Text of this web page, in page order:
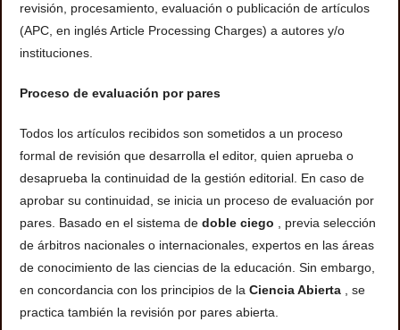
revisión, procesamiento, evaluación o publicación de artículos
(APC, en inglés Article Processing Charges) a autores y/o
instituciones.
Proceso de evaluación por pares
Todos los artículos recibidos son sometidos a un proceso
formal de revisión que desarrolla el editor, quien aprueba o
desaprueba la continuidad de la gestión editorial. En caso de
aprobar su continuidad, se inicia un proceso de evaluación por
pares. Basado en el sistema de doble ciego , previa selección
de árbitros nacionales o internacionales, expertos en las áreas
de conocimiento de las ciencias de la educación. Sin embargo,
en concordancia con los principios de la Ciencia Abierta , se
practica también la revisión por pares abierta.